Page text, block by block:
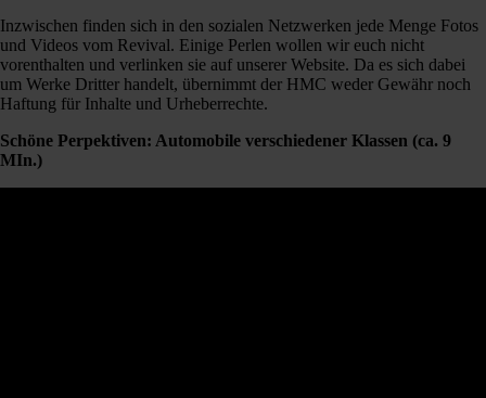
Inzwischen finden sich in den sozialen Netzwerken jede Menge Fotos
und Videos vom Revival. Einige Perlen wollen wir euch nicht
vorenthalten und verlinken sie auf unserer Website. Da es sich dabei
um Werke Dritter handelt, übernimmt der HMC weder Gewähr noch
Haftung für Inhalte und Urheberrechte.
Schöne Perpektiven: Automobile verschiedener Klassen (ca. 9
MIn.)